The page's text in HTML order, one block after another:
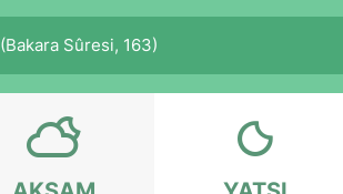
Sûresi, 163)